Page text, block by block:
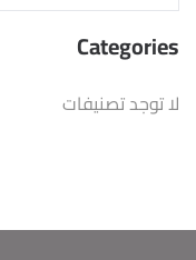
Categories
لا توجد تصنيفات